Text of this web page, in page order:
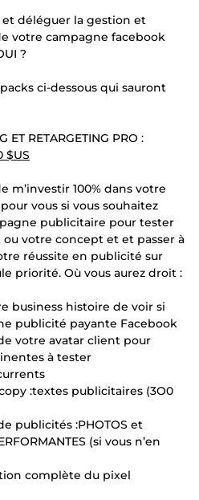
et déléguer la gestion et
votre campagne facebook
?
ci-dessous qui sauront
ET RETARGETING PRO :
$US
m’investir 100% dans votre
vous si vous souhaitez
publicitaire pour tester
votre concept et et passer à
réussite en publicité sur
priorité. Où vous aurez droit :
business histoire de voir si
publicité payante Facebook
votre avatar client pour
à tester
:textes publicitaires (3O0
publicités :PHOTOS et
(si vous n’en
complète du pixel